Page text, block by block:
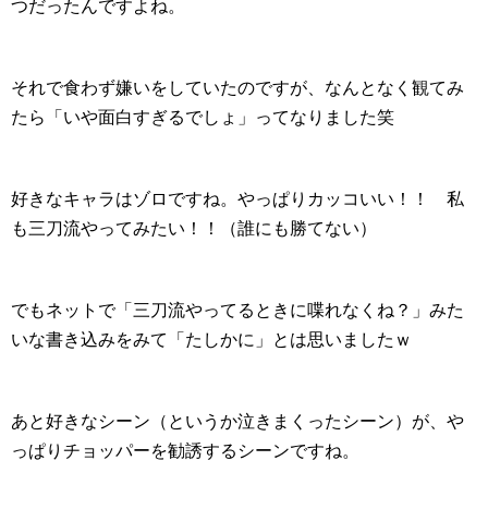
つだったんですよね。
それで食わず嫌いをしていたのですが、なんとなく観てみ
たら「いや面白すぎるでしょ」ってなりました笑
好きなキャラはゾロですね。やっぱりカッコいい！！ 私
も三刀流やってみたい！！（誰にも勝てない）
でもネットで「三刀流やってるときに喋れなくね？」みた
いな書き込みをみて「たしかに」とは思いましたｗ
あと好きなシーン（というか泣きまくったシーン）が、や
っぱりチョッパーを勧誘するシーンですね。